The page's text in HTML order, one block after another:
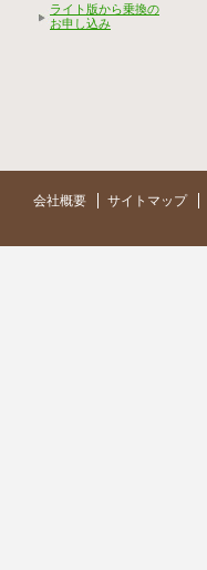
ライト版から乗換の
お申し込み
会社概要 サイトマップ